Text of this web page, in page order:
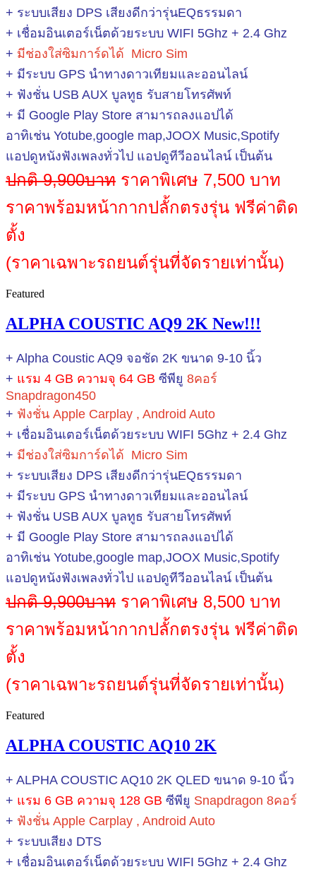
+ ระบบเสียง DPS เสียงดีกว่ารุ่นEQธรรมดา
+ เชื่อมอินเตอร์เน็ตด้วยระบบ WIFI 5Ghz + 2.4 Ghz
+ มีช่องใส่ซิมการ์ดได้ Micro Sim
+ มีระบบ GPS นำทางดาวเทียมและออนไลน์
+ ฟังชั่น USB AUX บูลทูธ รับสายโทรศัพท์
+ มี Google Play Store สามารถลงแอปได้
อาทิเช่น Yotube,google map,JOOX Music,Spotify
แอปดูหนังฟังเพลงทั่วไป แอปดูทีวีออนไลน์ เป็นต้น
ปกติ 9,900บาท ราคาพิเศษ 7,500 บาท
ราคาพร้อมหน้ากากปลั้กตรงรุ่น ฟรีค่าติด
ตั้ง
(ราคาเฉพาะรถยนต์รุ่นที่จัดรายเท่านั้น)
Featured
ALPHA COUSTIC AQ9 2K New!!!
+ Alpha Coustic AQ9 จอชัด 2K ขนาด 9-10 นิ้ว
+ แรม 4 GB ความจุ 64 GB ซีพียู 8คอร์
Snapdragon450
+ ฟังชั่น Apple Carplay , Android Auto
+ เชื่อมอินเตอร์เน็ตด้วยระบบ WIFI 5Ghz + 2.4 Ghz
+ มีช่องใส่ซิมการ์ดได้ Micro Sim
+ ระบบเสียง DPS เสียงดีกว่ารุ่นEQธรรมดา
+ มีระบบ GPS นำทางดาวเทียมและออนไลน์
+ ฟังชั่น USB AUX บูลทูธ รับสายโทรศัพท์
+ มี Google Play Store สามารถลงแอปได้
อาทิเช่น Yotube,google map,JOOX Music,Spotify
แอปดูหนังฟังเพลงทั่วไป แอปดูทีวีออนไลน์ เป็นต้น
ปกติ 9,900บาท ราคาพิเศษ 8,500 บาท
ราคาพร้อมหน้ากากปลั้กตรงรุ่น ฟรีค่าติด
ตั้ง
(ราคาเฉพาะรถยนต์รุ่นที่จัดรายเท่านั้น)
Featured
ALPHA COUSTIC AQ10 2K
+ ALPHA COUSTIC AQ10 2K QLED ขนาด 9-10 นิ้ว
+ แรม 6 GB ความจุ 128 GB ซีพียู Snapdragon 8คอร์
+ ฟังชั่น Apple Carplay , Android Auto
+ ระบบเสียง DTS
+ เชื่อมอินเตอร์เน็ตด้วยระบบ WIFI 5Ghz + 2.4 Ghz